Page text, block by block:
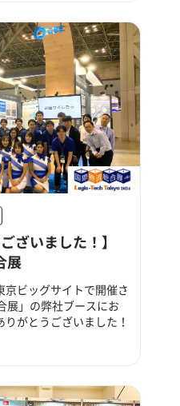
ざいました！】
展
ビッグサイトで開催さ
展」の弊社ブースにお
がとうございました！